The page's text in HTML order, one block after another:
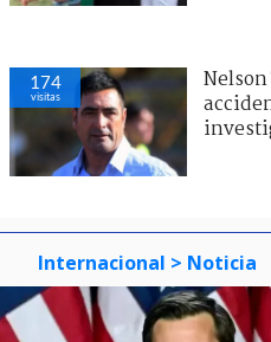
174
visitas
Internacional > Noticia